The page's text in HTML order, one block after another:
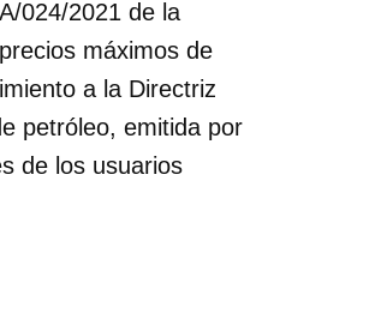
024/2021 de la
máximos de
a la Directriz
petróleo, emitida por
de los usuarios